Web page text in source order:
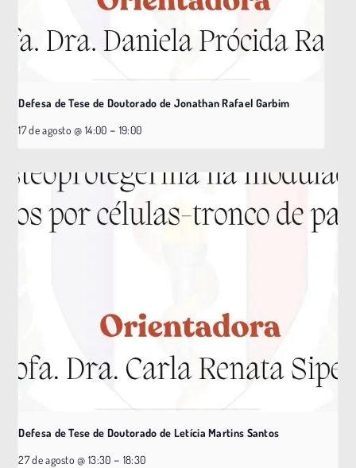
Defesa de Tese de Doutorado de Jonathan Rafael Garbim
17 de agosto @ 14:00 – 19:00
Defesa de Tese de Doutorado de Letícia Martins Santos
27 de agosto @ 13:30 – 18:30